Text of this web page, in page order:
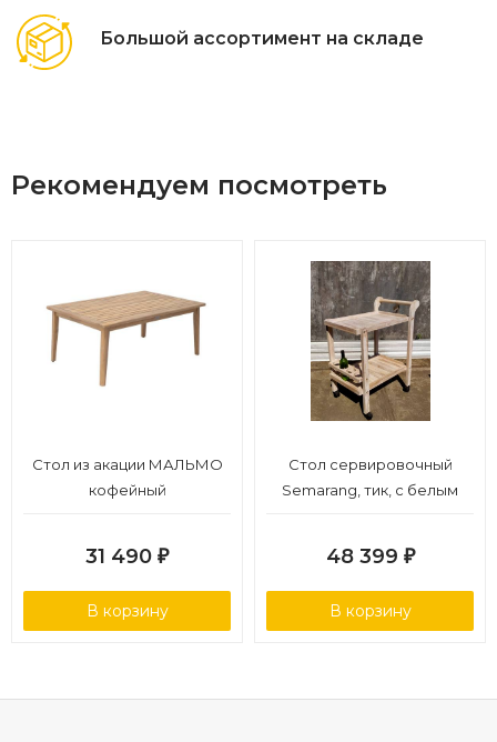
Большой ассортимент на складе
Рекомендуем посмотреть
Стол из акации МАЛЬМО
кофейный
31 490 ₽
В корзину
Стол сервировочный
Semarang, тик, с белым
48 399 ₽
В корзину